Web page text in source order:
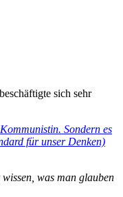
sich sehr
Sondern es
für unser Denken)
was man glauben